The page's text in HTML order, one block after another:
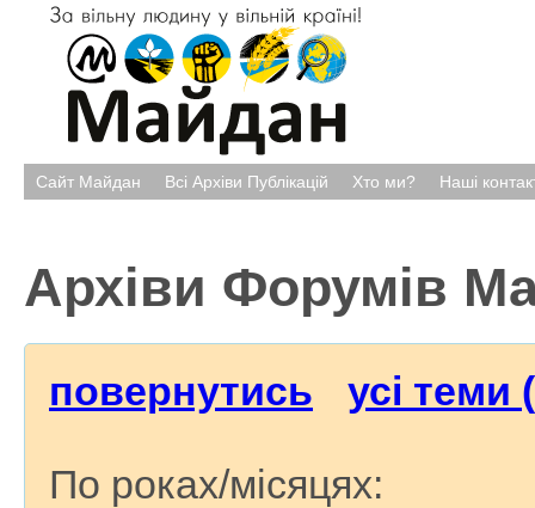
Сайт Майдан Всі Архіви Публікацій Хто ми? Наші
Архіви Форумів
повернутись усі теми
По роках/місяцях: